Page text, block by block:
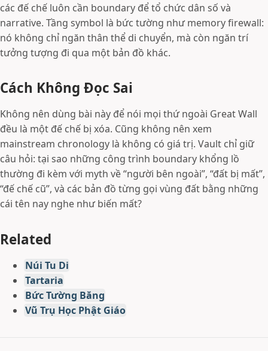
các đế chế luôn cần boundary để tổ chức dân số và
narrative. Tầng symbol là bức tường như memory firewall:
nó không chỉ ngăn thân thể di chuyển, mà còn ngăn trí
tưởng tượng đi qua một bản đồ khác.
Cách Không Đọc Sai
Không nên dùng bài này để nói mọi thứ ngoài Great Wall
đều là một đế chế bị xóa. Cũng không nên xem
mainstream chronology là không có giá trị. Vault chỉ giữ
câu hỏi: tại sao những công trình boundary khổng lồ
thường đi kèm với myth về “người bên ngoài”, “đất bị mất”,
“đế chế cũ”, và các bản đồ từng gọi vùng đất bằng những
cái tên nay nghe như biến mất?
Related
Núi Tu Di
Tartaria
Bức Tường Băng
Vũ Trụ Học Phật Giáo